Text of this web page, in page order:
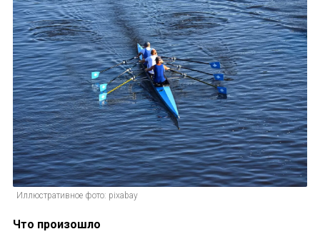
Иллюстративное фото: pixabay
Что произошло